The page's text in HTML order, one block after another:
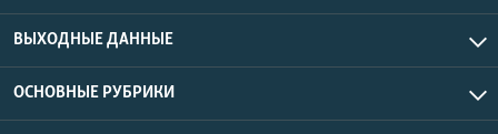
ВЫХОДНЫЕ ДАННЫЕ
ОСНОВНЫЕ РУБРИКИ